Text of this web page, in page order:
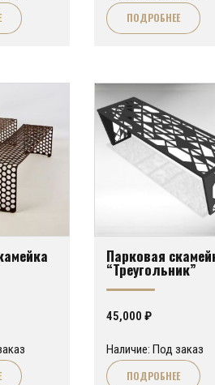
ПОДРОБНЕЕ
Парковая
“Треугольник”
45,000 ₽
Наличие: Под заказ
ПОДРОБНЕЕ